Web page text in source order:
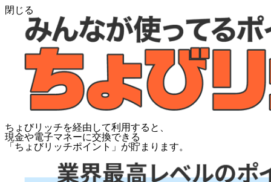
閉じる
ちょびリッチを経由して利用すると、
現金や電子マネーに交換できる
「 ちょびリッチポイント 」が貯まります。